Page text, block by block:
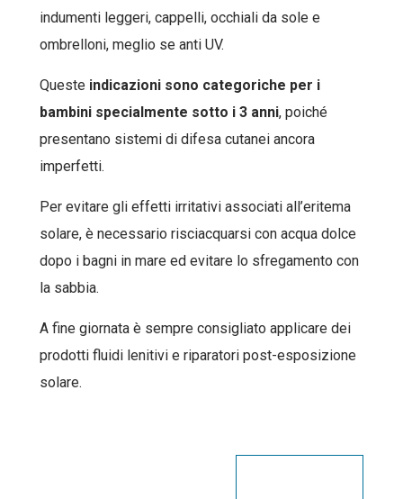
indumenti leggeri, cappelli, occhiali da sole e
ombrelloni, meglio se anti UV.
Queste indicazioni sono categoriche per i
bambini specialmente sotto i 3 anni, poiché
presentano sistemi di difesa cutanei ancora
imperfetti.
Per evitare gli effetti irritativi associati all’eritema
solare, è necessario risciacquarsi con acqua dolce
dopo i bagni in mare ed evitare lo sfregamento con
la sabbia.
A fine giornata è sempre consigliato applicare dei
prodotti fluidi lenitivi e riparatori post-esposizione
solare.